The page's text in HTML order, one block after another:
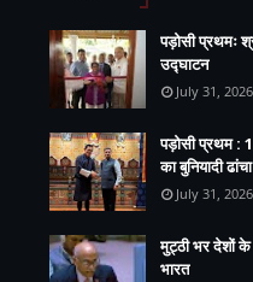
पड़ोसी प्रथमः
उद्घाटन
July 31, 2026
पड़ोसी प्रथम :
का बुनियादी ढांचा
July 31, 2026
मुट्ठी भर देशों
भारत